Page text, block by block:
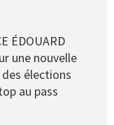
ÉDOUARD
une nouvelle
élections
au pass